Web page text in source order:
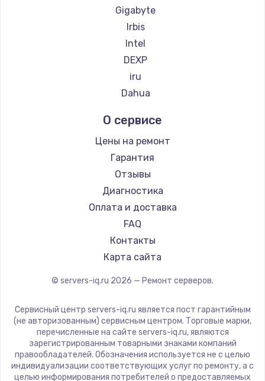
Gigabyte
Irbis
Intel
DEXP
iru
Dahua
О сервисе
Цены на ремонт
Гарантия
Отзывы
Диагностика
Оплата и доставка
FAQ
Контакты
Карта сайта
© servers-iq.ru 2026 — Ремонт серверов.
Сервисный центр servers-iq.ru является пост гарантийным
(не авторизованным) сервисным центром. Торговые марки,
перечисленные на сайте servers-iq.ru, являются
зарегистрированным товарными знаками компаний
правообладателей. Обозначения используется не с целью
индивидуализации соответствующих услуг по ремонту, а с
целью информирования потребителей о предоставляемых